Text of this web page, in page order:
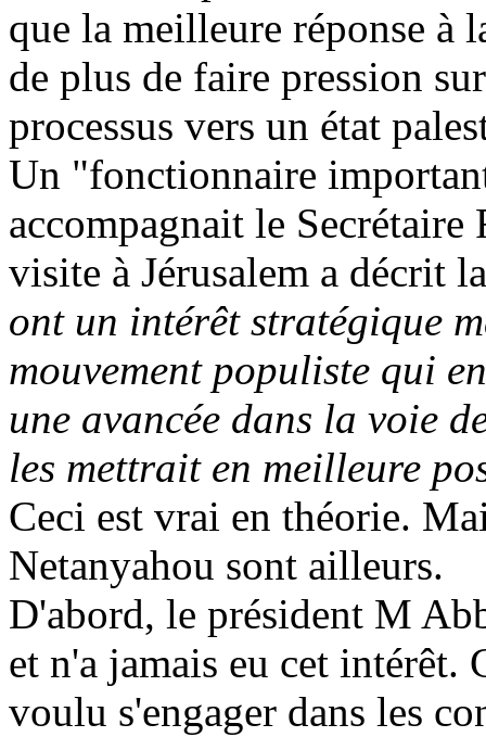
que la meilleure réponse à
de plus de faire pression
processus vers un état
Un "fonctionnaire
accompagnait le Secrétaire
visite à Jérusalem a décrit
ont un intérêt stratégique
mouvement populiste qui
une avancée dans la voie
les mettrait en meilleure
Ceci est vrai en théorie.
Netanyahou sont ailleurs.
D'abord, le président M
et n'a jamais eu cet intérêt.
voulu s'engager dans les